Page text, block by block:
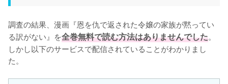
調査の結果、漫画『恩を仇で返された令嬢の家族が黙ってい
る訳がない』を全巻無料で読む方法はありませんでした。
しかし以下のサービスで配信されていることがわかりまし
た。